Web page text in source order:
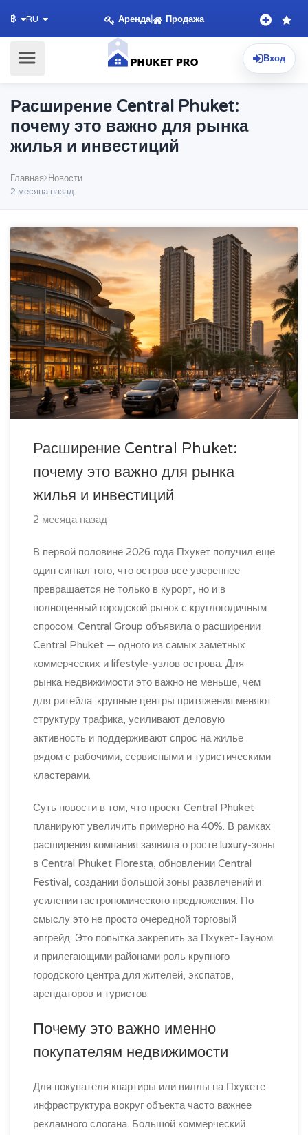
฿ RU Аренда| Продажа
Вход
Расширение Central Phuket:
почему это важно для рынка
жилья и инвестиций
Главная Новости
2 месяца назад
Расширение Central Phuket:
почему это важно для рынка
жилья и инвестиций
2 месяца назад
В первой половине 2026 года Пхукет получил еще
один сигнал того, что остров все увереннее
превращается не только в курорт, но и в
полноценный городской рынок с круглогодичным
спросом. Central Group объявила о расширении
Central Phuket — одного из самых заметных
коммерческих и lifestyle-узлов острова. Для
рынка недвижимости это важно не меньше, чем
для ритейла: крупные центры притяжения меняют
структуру трафика, усиливают деловую
активность и поддерживают спрос на жилье
рядом с рабочими, сервисными и туристическими
кластерами.
Суть новости в том, что проект Central Phuket
планируют увеличить примерно на 40%. В рамках
расширения компания заявила о росте luxury-зоны
в Central Phuket Floresta, обновлении Central
Festival, создании большой зоны развлечений и
усилении гастрономического предложения. По
смыслу это не просто очередной торговый
апгрейд. Это попытка закрепить за Пхукет-Тауном
и прилегающими районами роль крупного
городского центра для жителей, экспатов,
арендаторов и туристов.
Почему это важно именно
покупателям недвижимости
Для покупателя квартиры или виллы на Пхукете
инфраструктура вокруг объекта часто важнее
рекламного слогана. Большой коммерческий